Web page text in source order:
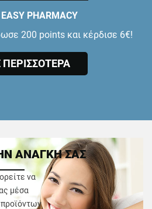
PHARMACY
200 points και κέρδισε 6€!
ΠΕΡΙΣΣΟΤΕΡΑ
ΑΝΑΓΚΗ ΣΑΣ
να
μέσα
προϊόντων